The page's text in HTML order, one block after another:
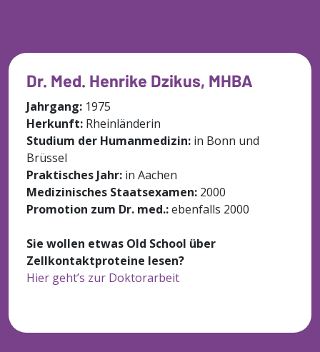
Dr. Med. Henrike Dzikus, MHBA
Jahrgang: 1975
Herkunft: Rheinländerin
Studium der Humanmedizin: in Bonn und
Brüssel
Praktisches Jahr: in Aachen
Medizinisches Staatsexamen: 2000
Promotion zum Dr. med.:ebenfalls 2000
Sie wollen etwas Old School über
Zellkontaktproteine lesen?
Hier geht’s zur Doktorarbeit